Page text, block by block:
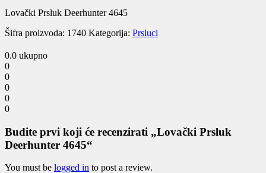
Lovački Prsluk Deerhunter 4645
Šifra proizvoda: 1740 Kategorija: Prsluci
0.0 ukupno
0
0
0
0
0
Budite prvi koji će recenzirati „Lovački Prsluk
Deerhunter 4645“
You must be logged in to post a review.